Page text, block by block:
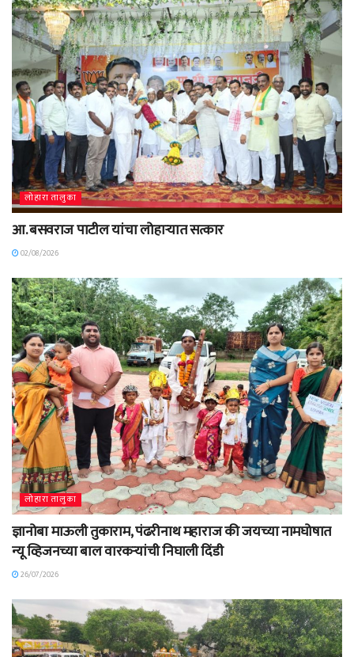
लोहारा तालुका
आ. बसवराज पाटील यांचा लोहाऱ्यात सत्कार
02/08/2026
लोहारा तालुका
ज्ञानोबा माऊली तुकाराम, पंढरीनाथ महाराज की जयच्या नामघोषात
न्यू व्हिजनच्या बाल वारकऱ्यांची निघाली दिंडी
26/07/2026